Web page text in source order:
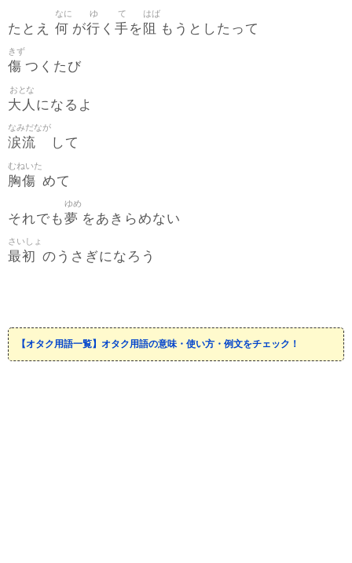
たとえ 何
なに
が行
ゆ
く 手
て
を 阻
はば
もうとしたって
傷
きず
つくたび
大人
おとな
になるよ
涙流
なみだなが
して
胸傷
むねいた
めて
それでも夢
ゆめ
をあきらめない
最初
さいしょ
のうさぎになろう
【オタク用語一覧】オタク用語の意味・使い方・例文をチェック！